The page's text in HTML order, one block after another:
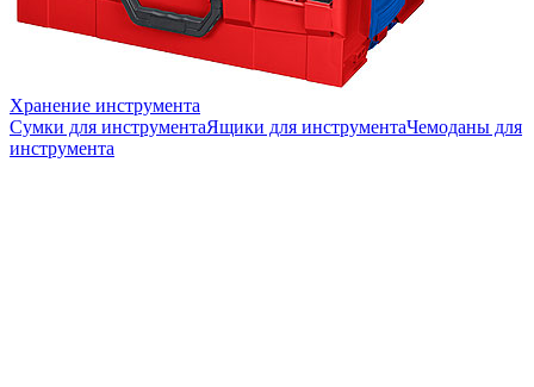
Хранение инструмента
Сумки для инструментаЯщики для инструментаЧемоданы для
инструмента